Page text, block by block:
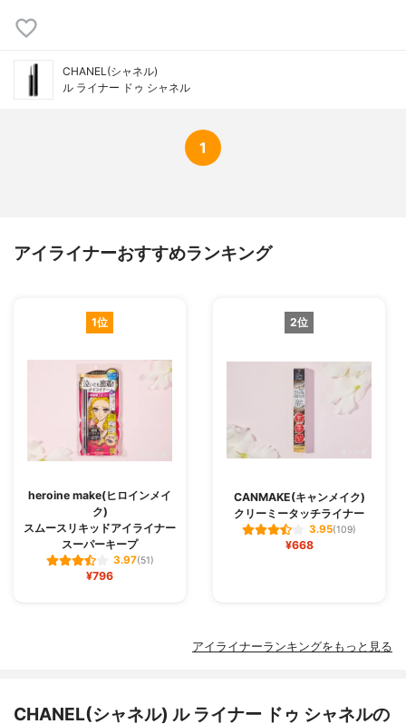
CHANEL(シャネル)
ル ライナー ドゥ シャネル
1
アイライナーおすすめランキング
1位
heroine make(ヒロインメイ
ク)
スムースリキッドアイライナー
スーパーキープ
3.97(51)
¥796
2位
CANMAKE(キャンメイク)
クリーミータッチライナー
3.95(109)
¥668
アイライナーランキングをもっと見る
CHANEL(シャネル) ル ライナー ドゥ シャネルの